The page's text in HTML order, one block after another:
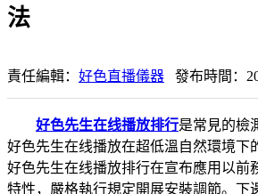
法
責任編輯： 好色直播儀器 發布時間：
好色先生在线播放排行是常見的檢
好色先生在线播放在超低溫自然環境下
好色先生在线播放排行在宣布應用以前
特性，嚴格執行規定開展安裝調節。下